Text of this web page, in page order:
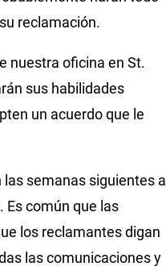
reclamación.
nuestra oficina en St.
sus habilidades
un acuerdo que le
semanas siguientes a
Es común que las
los reclamantes digan
las comunicaciones y